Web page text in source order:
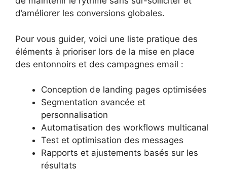
d’améliorer les conversions globales.
Pour vous guider, voici une liste pratique des
éléments à prioriser lors de la mise en place
des entonnoirs et des campagnes email :
Conception de landing pages optimisées
Segmentation avancée et
personnalisation
Automatisation des workflows multicanal
Test et optimisation des messages
Rapports et ajustements basés sur les
résultats